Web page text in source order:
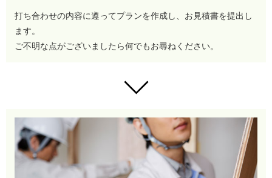
打ち合わせの内容に遵ってプランを作成し、お見積書を提出し
ます。
ご不明な点がございましたら何でもお尋ねください。